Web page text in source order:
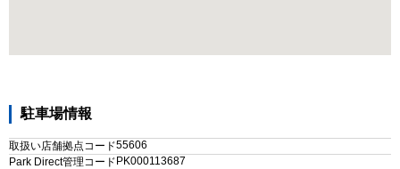
駐車場情報
取扱い店舗拠点コード55606
Park Direct管理コードPK000113687